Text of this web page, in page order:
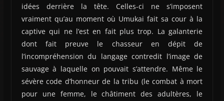
idées derrière la tête. Celles-ci ne s’imposent
vraiment qu’au moment où Umukai fait sa cour à la
captive qui ne l’est en fait plus trop. La galanterie
dont fait preuve le chasseur en dépit de
l’incompréhension du langage contredit l’image de
sauvage à laquelle on pouvait s’attendre. Même le
sévère code d’honneur de la tribu (le combat à mort
pour une femme, le châtiment des adultères, le